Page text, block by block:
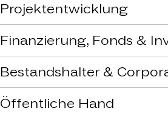
Projektentwicklung
Wir kennen den Druck aus
Entscheidungen müssen schnell,
genehmigungsfähig sein.
Finanzierung, Fonds &
Wir schaffen belastbare
Investitionen, Risiken und
Bestandshalter &
Wir unterstützen dabei,
weiterzuentwickeln und langfristig
betreiben.
Öffentliche Hand